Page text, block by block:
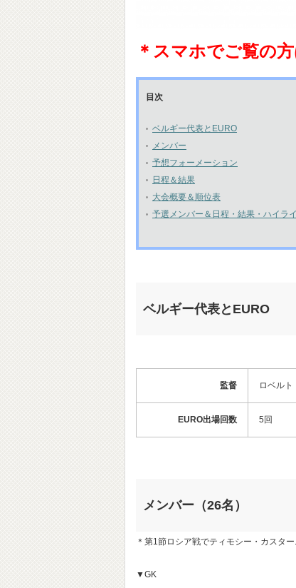
＊スマホでご覧の
目次
ベルギー代表とEURO
メンバー
予想フォーメーション
日程＆結果
大会概要＆順位表
予選メンバー＆日程・結果・ハイラ
ベルギー代表とEURO
監督 ロベルト
EURO出場回数 5回
メンバー（26名）
＊第1節ロシア戦でティモシー・カスタ
▼GK